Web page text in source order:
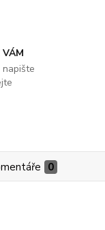
VÁM
napište
0